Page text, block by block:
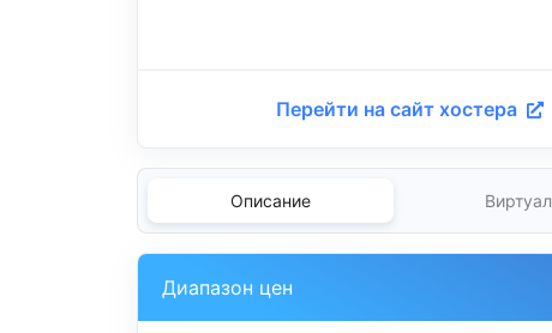
Перейти на сайт хостера
Описание
Диапазон цен